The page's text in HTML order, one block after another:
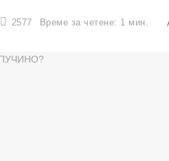
2577 Време за четене: 1 мин.